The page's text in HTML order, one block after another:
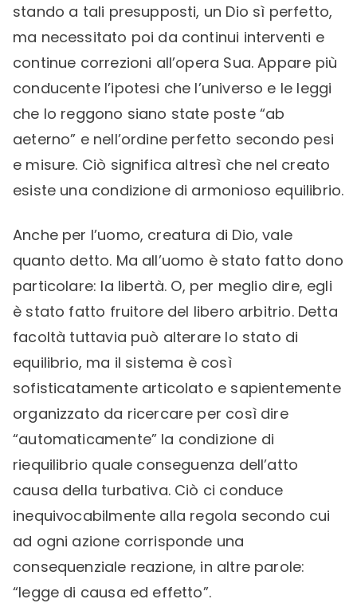
stando a tali presupposti, un Dio sì perfetto,
ma necessitato poi da continui interventi e
continue correzioni all’opera Sua. Appare più
conducente l’ipotesi che l’universo e le leggi
che lo reggono siano state poste “ab
aeterno” e nell’ordine perfetto secondo pesi
e misure. Ciò significa altresì che nel creato
esiste una condizione di armonioso equilibrio.
Anche per l’uomo, creatura di Dio, vale
quanto detto. Ma all’uomo è stato fatto dono
particolare: la libertà. O, per meglio dire, egli
è stato fatto fruitore del libero arbitrio. Detta
facoltà tuttavia può alterare lo stato di
equilibrio, ma il sistema è così
sofisticatamente articolato e sapientemente
organizzato da ricercare per così dire
“automaticamente” la condizione di
riequilibrio quale conseguenza dell’atto
causa della turbativa. Ciò ci conduce
inequivocabilmente alla regola secondo cui
ad ogni azione corrisponde una
consequenziale reazione, in altre parole:
“legge di causa ed effetto”.